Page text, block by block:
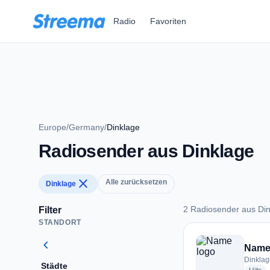
Radio Favoriten
Europe/Germany/Dinklage
Radiosender aus Dinklage
Dinklage close Alle zurücksetzen
Filter
STANDORT
chevron_left
Städte
2 Radiosender aus
2 Radiosender aus
Name